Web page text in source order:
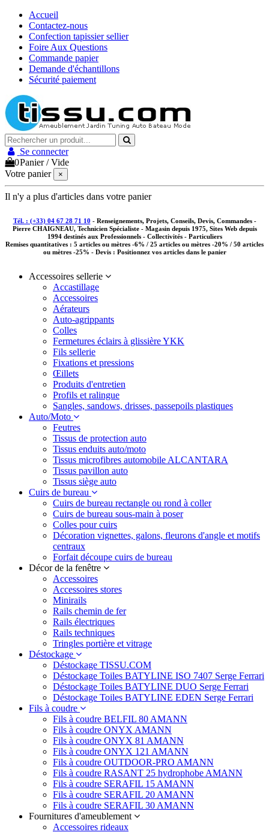
Accueil
Contactez-nous
Confection tapissier sellier
Foire Aux Questions
Commande papier
Demande d'échantillons
Sécurité paiement
Se connecter
0Panier /Vide
Votre panier
×
Il n'y a plus d'articles dans votre panier
Tél. : (+33) 04 67 28 71 10 - Renseignements, Projets, Conseils, Devis, Commandes -
Pierre CHAIGNEAU, Technicien Spécialiste - Magasin depuis 1975, Sites Web depuis
1994 destinés aux Professionnels - Collectivités - Particuliers
Remises quantitatives : 5 articles ou mètres -6% / 25 articles ou mètres -20% / 50 articles
ou mètres -25% - Devis : Positionnez vos articles dans le panier
Accessoires sellerie
Accastillage
Accessoires
Aérateurs
Auto-agrippants
Colles
Fermetures éclairs à glissière YKK
Fils sellerie
Fixations et pressions
Œillets
Produits d'entretien
Profils et ralingue
Sangles, sandows, drisses, passepoils plastiques
Auto/Moto
Feutres
Tissus de protection auto
Tissus enduits auto/moto
Tissus microfibres automobile ALCANTARA
Tissus pavillon auto
Tissus siège auto
Cuirs de bureau
Cuirs de bureau rectangle ou rond à coller
Cuirs de bureau sous-main à poser
Colles pour cuirs
Décoration vignettes, galons, fleurons d'angle et motifs
centraux
Forfait découpe cuirs de bureau
Décor de la fenêtre
Accessoires
Accessoires stores
Minirails
Rails chemin de fer
Rails électriques
Rails techniques
Tringles portière et vitrage
Déstockage
Déstockage TISSU.COM
Déstockage Toiles BATYLINE ISO 7407 Serge Ferrari
Déstockage Toiles BATYLINE DUO Serge Ferrari
Déstockage Toiles BATYLINE EDEN Serge Ferrari
Fils à coudre
Fils à coudre BELFIL 80 AMANN
Fils à coudre ONYX AMANN
Fils à coudre ONYX 81 AMANN
Fils à coudre ONYX 121 AMANN
Fils à coudre OUTDOOR-PRO AMANN
Fils à coudre RASANT 25 hydrophobe AMANN
Fils à coudre SERAFIL 15 AMANN
Fils à coudre SERAFIL 20 AMANN
Fils à coudre SERAFIL 30 AMANN
Fournitures d'ameublement
Accessoires rideaux